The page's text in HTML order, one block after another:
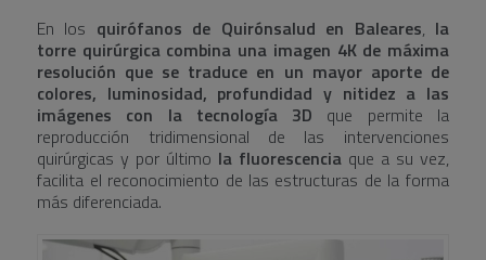
En los quirófanos de Quirónsalud en Baleares, la
torre quirúrgica combina una imagen 4K de máxima
resolución que se traduce en un mayor aporte de
colores, luminosidad, profundidad y nitidez a las
imágenes con la tecnología 3D que permite la
reproducción tridimensional de las intervenciones
quirúrgicas y por último la fluorescencia que a su vez,
facilita el reconocimiento de las estructuras de la forma
más diferenciada.